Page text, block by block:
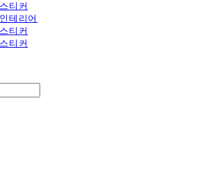
티커
테리어
티커
티커